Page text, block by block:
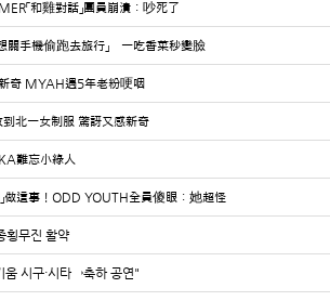
「和雞對話」團員崩潰：吵死了
關手機偷跑去旅行」 一吃香菜秒變臉
奇 MYAH遇5年老粉哽咽
北一女制服 驚訝又感新奇
難忘小綠人
做這事！ODD YOUTH全員傻眼：她超怪
횡무진 활약
시구·시타→축하 공연"